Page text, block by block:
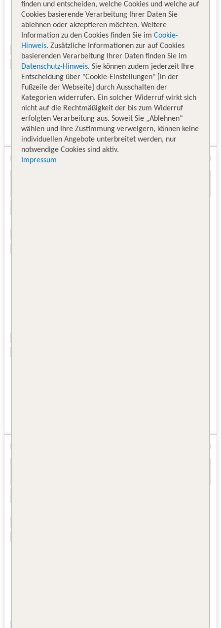
finden und entscheiden, welche Cookies und welche auf
Cookies basierende Verarbeitung Ihrer Daten Sie
ablehnen oder akzeptieren möchten. Weitere
Information zu den Cookies finden Sie im Cookie-
Hinweis. Zusätzliche Informationen zur auf Cookies
basierenden Verarbeitung Ihrer Daten finden Sie im
Datenschutz-Hinweis. Sie können zudem jederzeit Ihre
Entscheidung über "Cookie-Einstellungen" [in der
Fußzeile der Webseite] durch Ausschalten der
Kategorien widerrufen. Ein solcher Widerruf wirkt sich
nicht auf die Rechtmäßigkeit der bis zum Widerruf
erfolgten Verarbeitung aus. Soweit Sie „Ablehnen“
wählen und Ihre Zustimmung verweigern, können keine
individuellen Angebote unterbreitet werden, nur
notwendige Cookies sind aktiv.
Impressum